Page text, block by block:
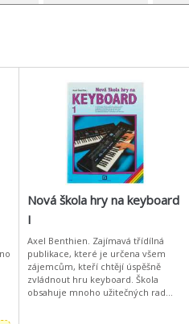
Nová škola hry na keyboard
I
Axel Benthien. Zajímavá třídílná
publikace, které je určena všem
zájemcům, kteří chtějí úspěšně
zvládnout hru keyboard. Škola
obsahuje mnoho užitečných rad